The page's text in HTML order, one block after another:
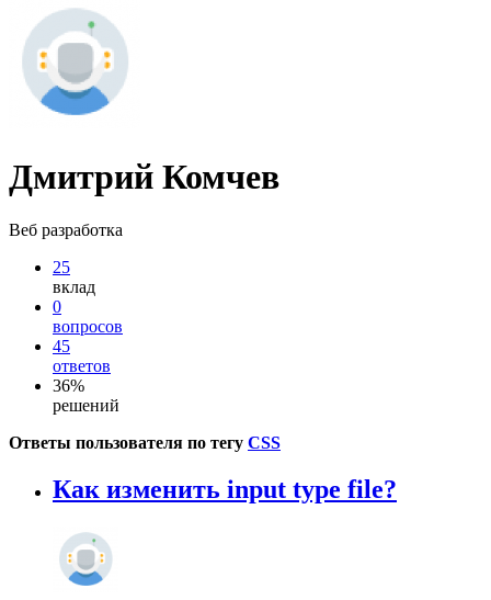
Дмитрий Комчев
Веб разработка
25
вклад
0
вопросов
45
ответов
36%
решений
Ответы пользователя по тегу CSS
Как изменить input type file?